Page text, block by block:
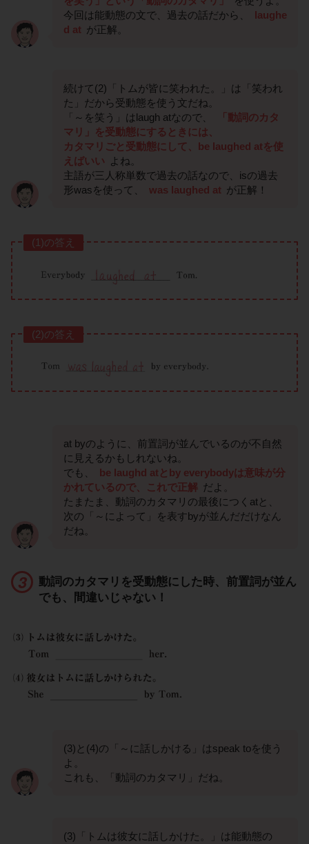
今回は能動態の文で、過去の話だから、
laughe
d at が正解。
続けて(2)「トムが皆に笑われた。」は「笑われ
た」だから受動態を使う文だね。
「～を笑う」はlaugh atなので、
「動詞のカタ
マリ」を受動態にするときには、
カタマリごと受動態にして、be laughed atを使
えばいい
よね。
主語が三人称単数で過去の話なので、isの過去
形wasを使って、
was laughed at が正解！
(1)の答え
(2)の答え
at byのように、前置詞が並んでいるのが不自然
に見えるかもしれないね。
でも、
be laughd atとby everybodyは意味が分
かれているので、これで正解 だよ。
たまたま、動詞のカタマリの最後につくatと、
次の「～によって」を表すbyが並んだだけなん
だね。
動詞のカタマリを受動態にした時、前置詞が並ん
でも、間違いじゃない！
(3)と(4)の「～に話しかける」はspeak toを使う
よ。
これも、「動詞のカタマリ」だね。
(3)「トムは彼女に話しかけた。」は能動態の